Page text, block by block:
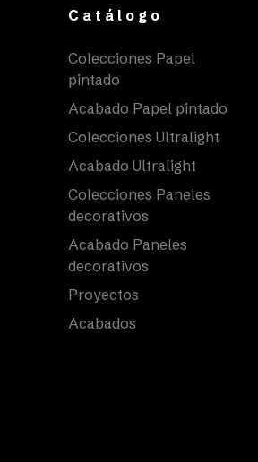
Catálogo
Colecciones Papel
pintado
Acabado Papel pintado
Colecciones Ultralight
Acabado Ultralight
Colecciones Paneles
decorativos
Acabado Paneles
decorativos
Proyectos
Acabados